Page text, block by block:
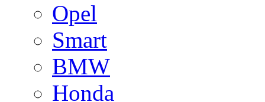
Opel
Smart
BMW
Honda